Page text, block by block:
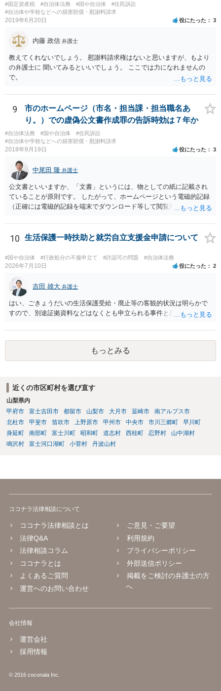
#固定資産税 #自治体法務 #国や自治体
#住民訴訟
#自治体や学校などへの損害賠償・慰謝料請求
2019年6月20日 役にたった 3
内藤 政信 弁護士
教えてくれないでしょう。 慰謝料請求権はないと思いますが、もより
の弁護士に 聞いてみるといいでしょう。 ここでは力になれませんの
で。
9
市のホームページ（市名・担当課・担当職名あ
り。）での虚偽公文書作成罪の告訴時効は７年か
#自治体法務 #国や自治体
#住民訴訟
#自治体や学校などへの損害賠償・慰謝料請求
2018年9月19日 役にたった 3
中尾田 隆 弁護士
公文書といいますか、「文書」というには、物としての紙に記載され
ていることが原則です。 したがって、ホームページという電磁的記録
（正確には電磁的記録を端末でダウンロード等して閲覧用のソフトで
するか否かとなります。 また、自動計算シートが「権利、義務又は事
実証明に関する電磁的記録」に該当するか否かは、具体的な裁判とな
ったときに裁判所がどのように判断するかは予測できません。 私見で
すが、一般論としては、ホームページ上の自動計算シートはあくまで
参考の情報であり、何か手続きをするさいに具体的に算定することに
録」に該当しないと考えられます。 なお、刑法１６１条の２は「人の
事務処理を誤らせる目的で、」という要件がかかっているため、当該
目的を欠く場合は刑法１６１条の２に該当しません。
10 生活保護一時扶助と就労自立支援金申請について
#国や自治体 #行政処分の不服申立て #許認可の問題 #自治体法務
2026年7月10日 役にたった 2
吉田 雄大 弁護士
はい、ごきょうだいの生活保護受給・廃止等の客観的状況は明らかで
すので、別途証拠資料などはなくとも申立られる事件と思います。
もっとみる
近くの市区町村を選び直す
山梨県内
甲府市
富士吉田市 都留市 山梨市 大月市 韮崎市
南アルプス市
北杜市
甲斐市 笛吹市 上野原市 甲州市 中央市 市川三郷町
早川町
身延町
南部町 富士川町 昭和町 道志村 西桂町 忍野村
山中湖村
鳴沢村
富士河口湖町 小菅村 丹波山村
ココナラ法律相談について
ココナラ法律相談とは
法律Q&A
法律相談コラム
ココナラとは
よくあるご質問
運営へのお問い合わせ
ご意見・ご要望
利用規約
プライバシーポリシー
外部送信ポリシー
掲載をご検討の弁護士の方
へ
会社情報
運営会社
採用情報
© 2016 coconala Inc.